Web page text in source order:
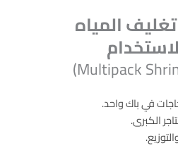
المياه
في باك واحد.
الكبرى.